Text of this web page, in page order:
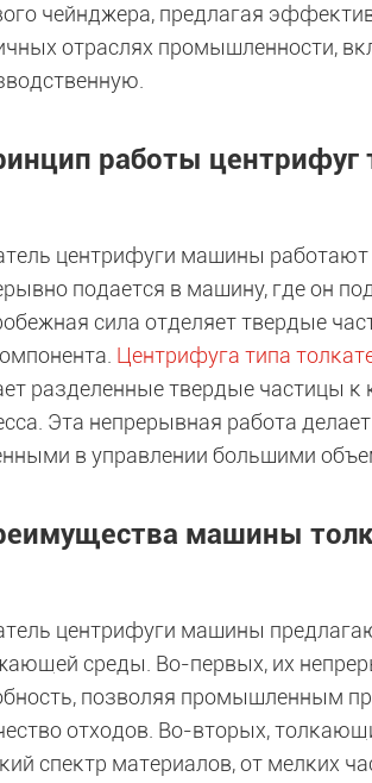
чейнджера, предлагая
отраслях промышленности,
работы центрифуг
центрифуги машины
подается в машину, где он
сила отделяет твердые
Центрифуга типа
разделенные твердые частицы к
Эта непрерывная работа
в управлении большими
машины
центрифуги машины
среды. Во-первых, их
позволяя промышленным
отходов. Во-вторых,
спектр материалов, от мелких